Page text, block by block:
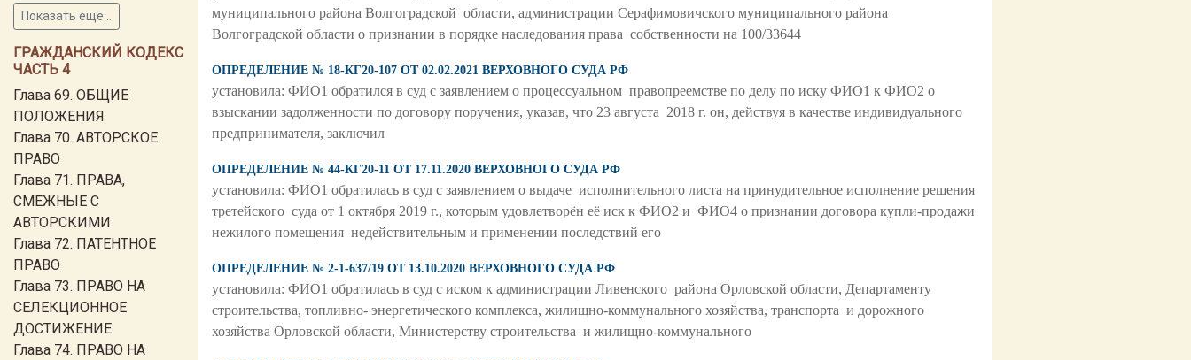
Показать ещё...
ГРАЖДАНСКИЙ КОДЕКС
ЧАСТЬ 4
Глава 69. ОБЩИЕ
ПОЛОЖЕНИЯ
Глава 70. АВТОРСКОЕ
ПРАВО
Глава 71. ПРАВА,
СМЕЖНЫЕ С
АВТОРСКИМИ
Глава 72. ПАТЕНТНОЕ
ПРАВО
Глава 73. ПРАВО НА
СЕЛЕКЦИОННОЕ
ДОСТИЖЕНИЕ
Глава 74. ПРАВО НА
муниципального района Волгоградской области, администрации Серафимовичского муниципального района
Волгоградской области о признании в порядке наследования права собственности на 100/33644
ОПРЕДЕЛЕНИЕ № 18-КГ20-107 ОТ 02.02.2021 ВЕРХОВНОГО СУДА РФ
установила: ФИО1 обратился в суд с заявлением о процессуальном правопреемстве по делу по иску ФИО1 к ФИО2 о
взыскании задолженности по договору поручения, указав, что 23 августа 2018 г. он, действуя в качестве индивидуального
предпринимателя, заключил
ОПРЕДЕЛЕНИЕ № 44-КГ20-11 ОТ 17.11.2020 ВЕРХОВНОГО СУДА РФ
установила: ФИО1 обратилась в суд с заявлением о выдаче исполнительного листа на принудительное исполнение решения
третейского суда от 1 октября 2019 г., которым удовлетворён её иск к ФИО2 и ФИО4 о признании договора купли-продажи
нежилого помещения недействительным и применении последствий его
ОПРЕДЕЛЕНИЕ № 2-1-637/19 ОТ 13.10.2020 ВЕРХОВНОГО СУДА РФ
установила: ФИО1 обратилась в суд с иском к администрации Ливенского района Орловской области, Департаменту
строительства, топливно- энергетического комплекса, жилищно-коммунального хозяйства, транспорта и дорожного
хозяйства Орловской области, Министерству строительства и жилищно-коммунального